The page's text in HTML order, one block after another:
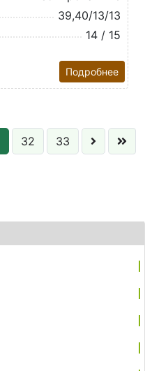
39,40/13/13
14 / 15
Подробнее
32 33